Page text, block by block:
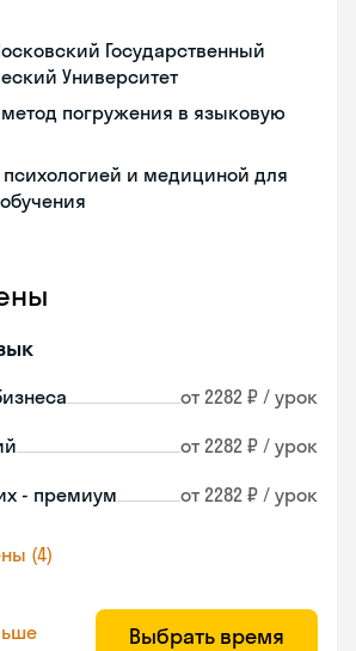
Государственный
Университет
метод погружения в языковую
психологией и медициной для
от 2282 ₽ / урок
от 2282 ₽ / урок
- премиум от 2282 ₽ / урок
(4)
Выбрать время